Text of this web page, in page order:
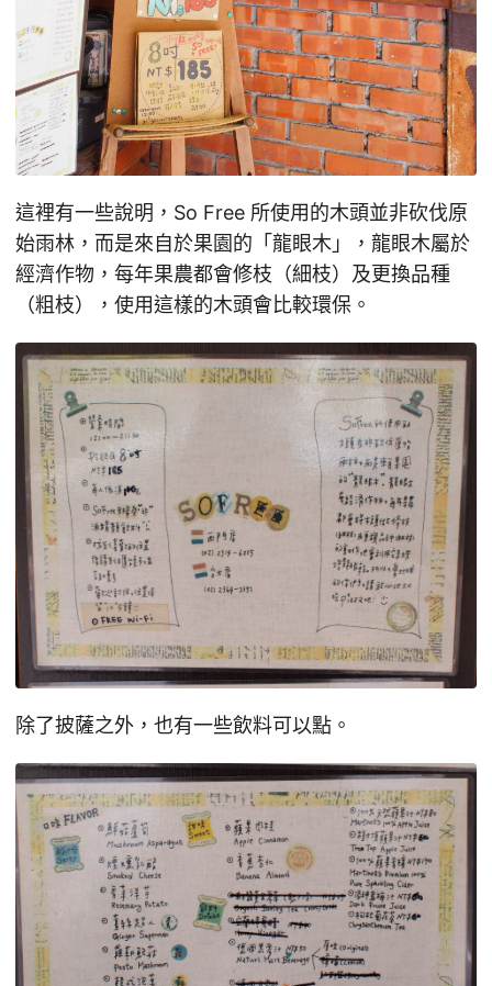
這裡有一些說明，So Free 所使用的木頭並非砍伐原
始雨林，而是來自於果園的「龍眼木」，龍眼木屬於
經濟作物，每年果農都會修枝（細枝）及更換品種
（粗枝），使用這樣的木頭會比較環保。
除了披薩之外，也有一些飲料可以點。